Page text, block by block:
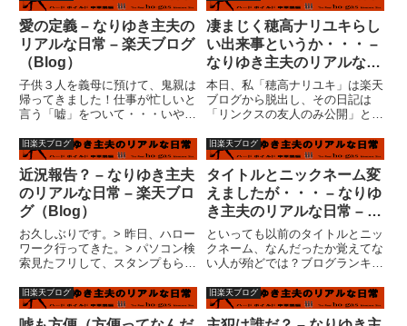
が誰なのかも決まってないし。彰
秀の私小説スタイルが簡単なんだ
けど、それって日記と何が違う
ね...
常的になった時に、ストレスによ
って具合が悪くなってしまうとい
うもの。ようするに、旦那が邪
魔...
愛の定義 – なりゆき主夫の
リアルな日常 – 楽天ブログ
（Blog）
子供３人を義母に預けて、鬼親は
帰ってきました！仕事が忙しいと
言う「嘘」をついて・・・いや、
うだったら私の命は危険だった。
義母の部屋、のつもりで設計し、
建てた時には「パパの部屋」にな
り、いつのまにか「子供部屋」
に...
凄まじく穂高ナリユキらし
い出来事というか・・・ –
なりゆき主夫のリアルな日
常 – 楽天ブログ（Blog）
本日、私「穂高ナリユキ」は楽天
ブログから脱出し、その日記は
「リンクスの友人のみ公開」とす
「リンクスの友達以外」のリンク
ストップページに私の過去の日記
が表示されないだけで、「リンク
ス友達」のリンクストップページ
に...
旧楽天ブログ
近況報告？ – なりゆき主夫
のリアルな日常 – 楽天ブロ
グ（Blog）
お久しぶりです。> 昨日、ハロー
ワーク行ってきた。> パソコン検
索見たフリして、スタンプもらっ
時のスタンプも含め> ３つになっ
たので、金もらう状態にはなった
のだ。> しかし、今度３０日に行
旧楽天ブログ
タイトルとニックネーム変
えましたが・・・ – なりゆ
き主夫のリアルな日常 – 楽
天ブログ（Blog）
といっても以前のタイトルとニッ
クネーム、なんだったか覚えてな
い人が殆どでは？ブログランキン
ク！それくらいインパクトが薄い
気がしておりました。で、今回変
えても・・・変った気がしない人
旧楽天ブログ 旧楽天ブログ